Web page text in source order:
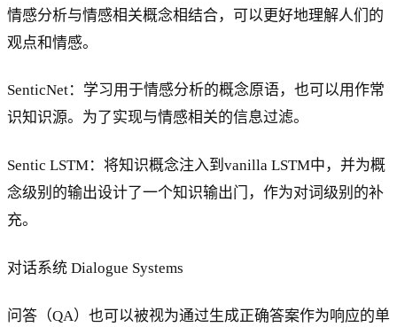
情感分析与情感相关概念相结合，可以更好地理解人们的
观点和情感。
SenticNet：学习用于情感分析的概念原语，也可以用作常
识知识源。为了实现与情感相关的信息过滤。
Sentic LSTM：将知识概念注入到vanilla LSTM中，并为概
念级别的输出设计了一个知识输出门，作为对词级别的补
充。
对话系统 Dialogue Systems
问答（QA）也可以被视为通过生成正确答案作为响应的单